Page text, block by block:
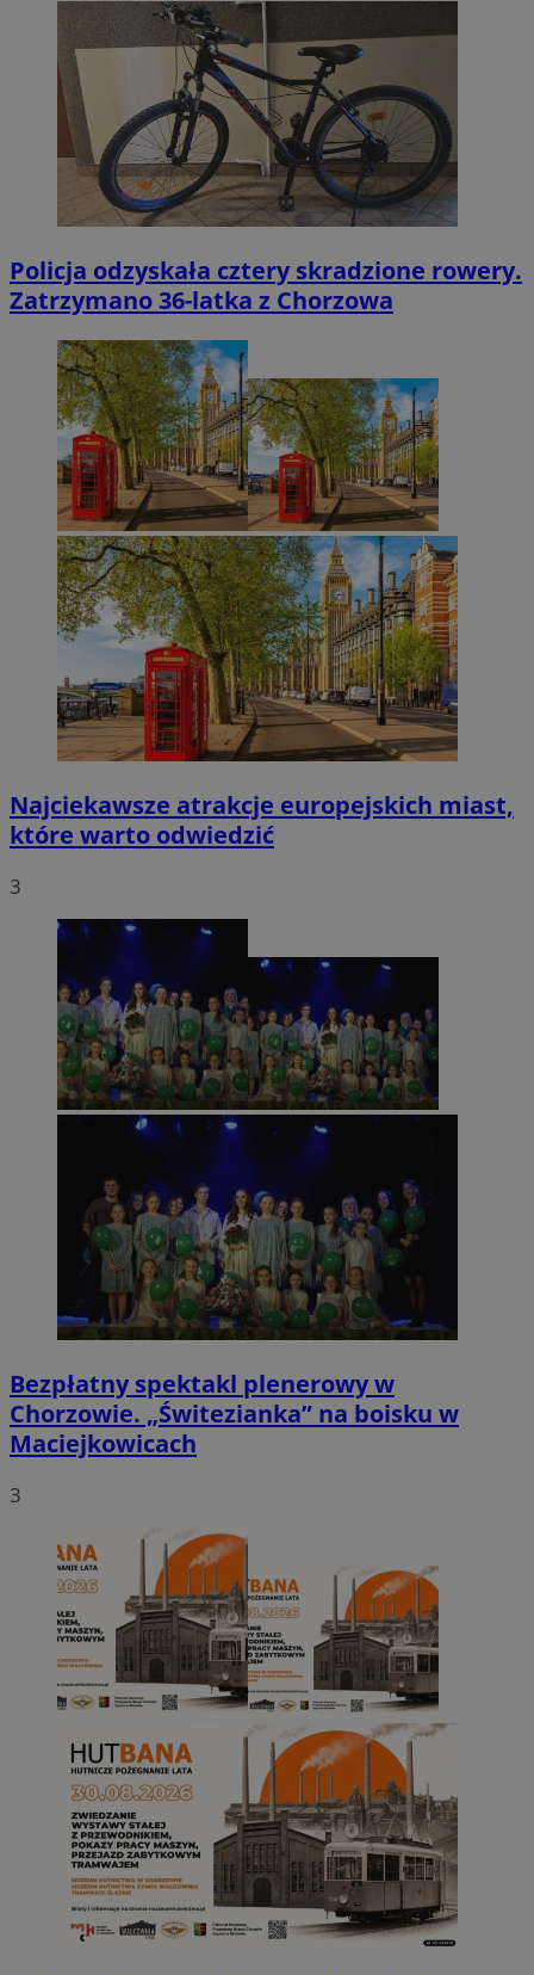
Policja odzyskała cztery skradzione rowery.
Zatrzymano 36-latka z Chorzowa
Najciekawsze atrakcje europejskich miast,
które warto odwiedzić
3
Bezpłatny spektakl plenerowy w
Chorzowie. „Świtezianka” na boisku w
Maciejkowicach
3